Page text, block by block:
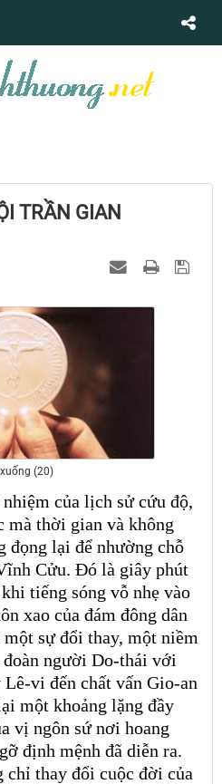
TRẦN GIAN
(20)
của lịch sử cứu độ,
mà thời gian và không
đọng lại để nhường chỗ
Cửu. Đó là giây phút
tiếng sóng vỗ nhẹ vào
xao của đám đông dân
sự đổi thay, một niềm
người Do-thái với
vi đến chất vấn Gio-an
một khoảng lặng đầy
vị ngôn sứ nơi hoang
định mệnh đã diễn ra.
chỉ thay đổi cuộc đời của